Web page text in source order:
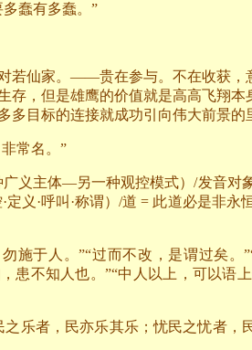
蠢有多蠢。”
若仙家。——贵在参与。不在收获
，但是雄鹰的价值就是高高飞翔
多目标的连接就成功引向伟大前景
常名。”
广义主体—另一种观控模式）/发音对
义·呼叫·称谓）/道 = 此道必是非永
施于人。”“过而不改，是谓过矣
患不知人也。”“中人以上，可以
乐者，民亦乐其乐；忧民之忧者